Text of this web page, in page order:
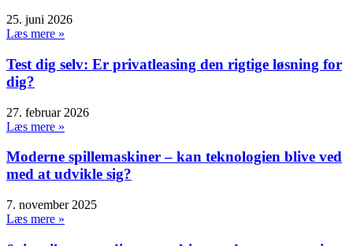
25. juni 2026
Læs mere »
Test dig selv: Er privatleasing den rigtige løsning for
dig?
27. februar 2026
Læs mere »
Moderne spillemaskiner – kan teknologien blive ved
med at udvikle sig?
7. november 2025
Læs mere »